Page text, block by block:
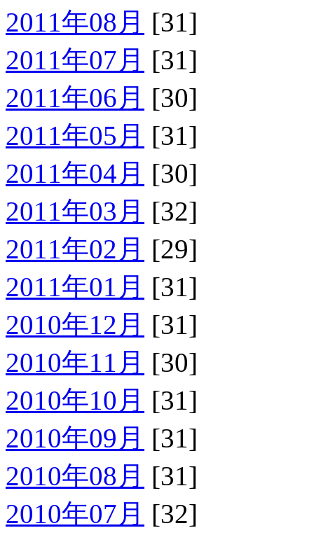
2011年08月 [31]
2011年07月 [31]
2011年06月 [30]
2011年05月 [31]
2011年04月 [30]
2011年03月 [32]
2011年02月 [29]
2011年01月 [31]
2010年12月 [31]
2010年11月 [30]
2010年10月 [31]
2010年09月 [31]
2010年08月 [31]
2010年07月 [32]